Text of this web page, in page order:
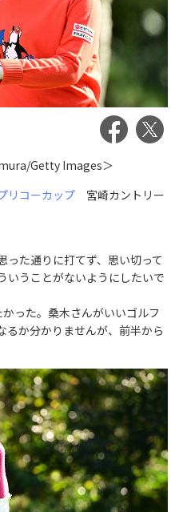
Getty Images＞
リコーカップ宮崎カントリー
た通りに打てず、思い切って
いうことがないようにしたいで
った。桑木さんがいいゴルフ
るか分かりませんが、前半から